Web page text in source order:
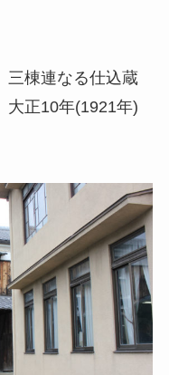
三棟連なる仕込蔵
大正10年(1921年)